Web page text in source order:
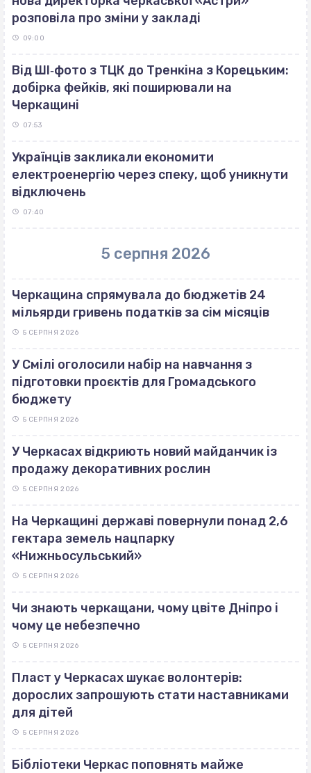
розповіла про зміни у закладі
09:00
Від ШІ‐фото з ТЦК до Тренкіна з Корецьким:
добірка фейків, які поширювали на
Черкащині
07:53
Українців закликали економити
електроенергію через спеку, щоб уникнути
відключень
07:40
5 серпня 2026
Черкащина спрямувала до бюджетів 24
мільярди гривень податків за сім місяців
5 СЕРПНЯ 2026
У Смілі оголосили набір на навчання з
підготовки проєктів для Громадського
бюджету
5 СЕРПНЯ 2026
У Черкасах відкриють новий майданчик із
продажу декоративних рослин
5 СЕРПНЯ 2026
На Черкащині державі повернули понад 2,6
гектара земель нацпарку
«Нижньосульський»
5 СЕРПНЯ 2026
Чи знають черкащани, чому цвіте Дніпро і
чому це небезпечно
5 СЕРПНЯ 2026
Пласт у Черкасах шукає волонтерів:
дорослих запрошують стати наставниками
для дітей
5 СЕРПНЯ 2026
Бібліотеки Черкас поповнять майже